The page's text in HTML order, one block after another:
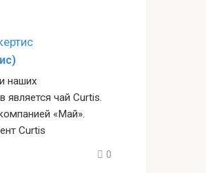
наших
является чай Curtis.
«Май».
Curtis
0